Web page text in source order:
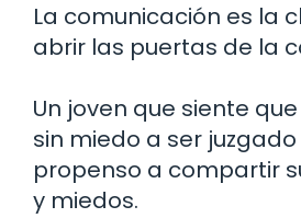
La comunicación es la
abrir las puertas de la
Un joven que siente
sin miedo a ser
propenso a compartir
y miedos.